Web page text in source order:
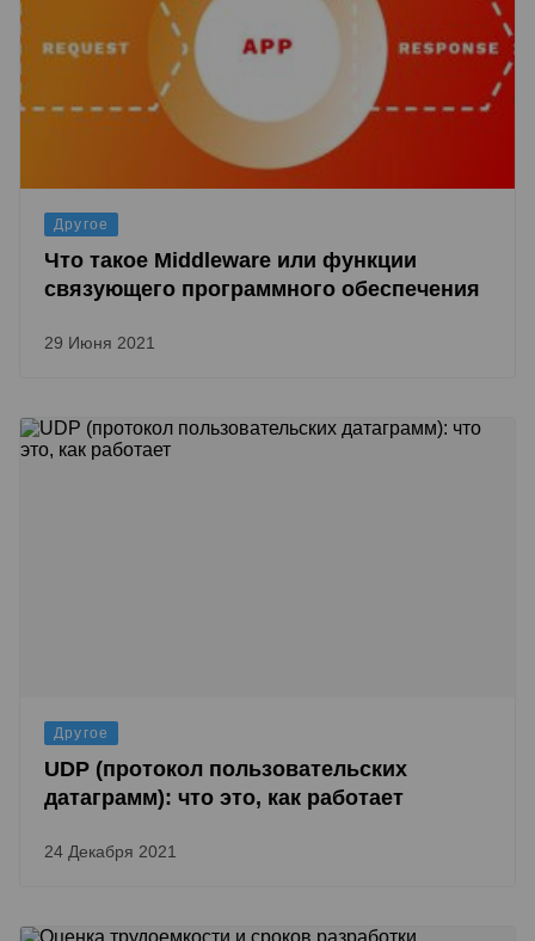
Другое
Что такое Middleware или функции
связующего программного обеспечения
29 Июня 2021
Другое
UDP (протокол пользовательских
датаграмм): что это, как работает
24 Декабря 2021